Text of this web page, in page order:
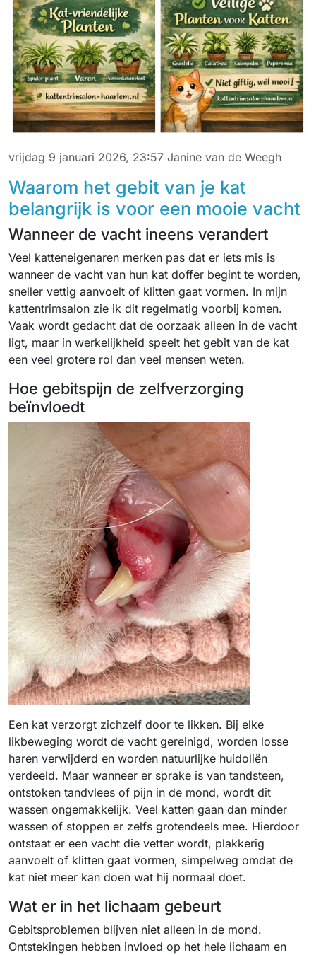
vrijdag 9 januari 2026, 23:57 Janine van de Weegh
Waarom het gebit van je kat
belangrijk is voor een mooie vacht
Wanneer de vacht ineens verandert
Veel katteneigenaren merken pas dat er iets mis is
wanneer de vacht van hun kat doffer begint te worden,
sneller vettig aanvoelt of klitten gaat vormen. In mijn
kattentrimsalon zie ik dit regelmatig voorbij komen.
Vaak wordt gedacht dat de oorzaak alleen in de vacht
ligt, maar in werkelijkheid speelt het gebit van de kat
een veel grotere rol dan veel mensen weten.
Hoe gebitspijn de zelfverzorging
beïnvloedt
Een kat verzorgt zichzelf door te likken. Bij elke
likbeweging wordt de vacht gereinigd, worden losse
haren verwijderd en worden natuurlijke huidoliën
verdeeld. Maar wanneer er sprake is van tandsteen,
ontstoken tandvlees of pijn in de mond, wordt dit
wassen ongemakkelijk. Veel katten gaan dan minder
wassen of stoppen er zelfs grotendeels mee. Hierdoor
ontstaat er een vacht die vetter wordt, plakkerig
aanvoelt of klitten gaat vormen, simpelweg omdat de
kat niet meer kan doen wat hij normaal doet.
Wat er in het lichaam gebeurt
Gebitsproblemen blijven niet alleen in de mond.
Ontstekingen hebben invloed op het hele lichaam en